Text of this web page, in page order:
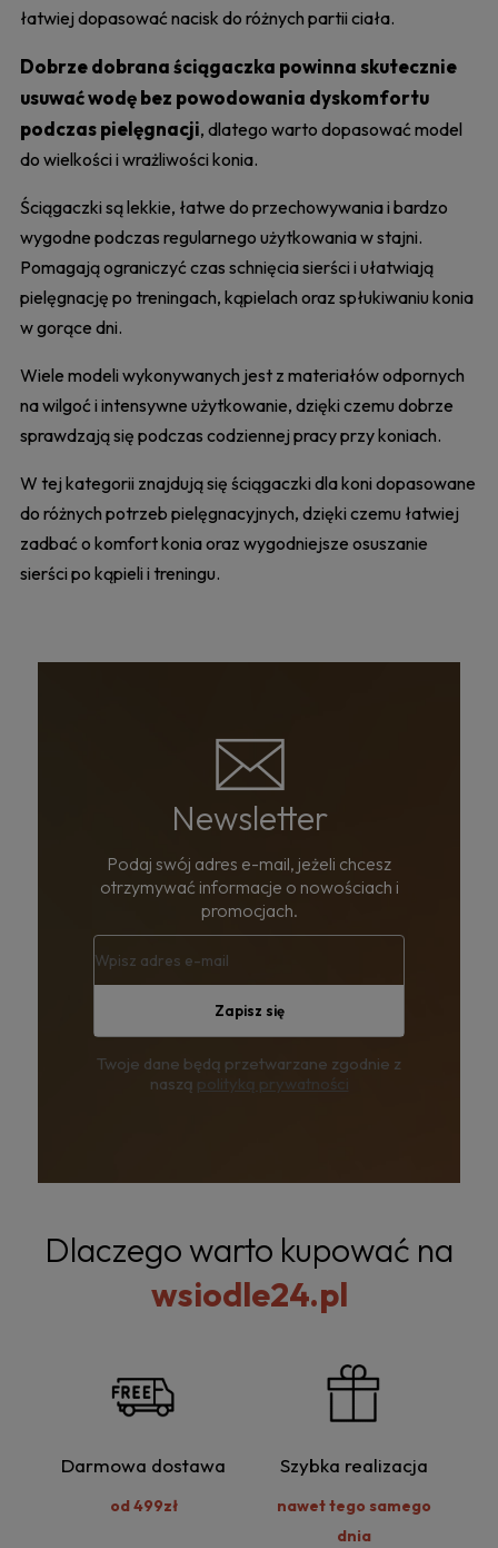
łatwiej dopasować nacisk do różnych partii ciała.
Dobrze dobrana ściągaczka powinna skutecznie
usuwać wodę bez powodowania dyskomfortu
podczas pielęgnacji, dlatego warto dopasować model
do wielkości i wrażliwości konia.
Ściągaczki są lekkie, łatwe do przechowywania i bardzo
wygodne podczas regularnego użytkowania w stajni.
Pomagają ograniczyć czas schnięcia sierści i ułatwiają
pielęgnację po treningach, kąpielach oraz spłukiwaniu konia
w gorące dni.
Wiele modeli wykonywanych jest z materiałów odpornych
na wilgoć i intensywne użytkowanie, dzięki czemu dobrze
sprawdzają się podczas codziennej pracy przy koniach.
W tej kategorii znajdują się ściągaczki dla koni dopasowane
do różnych potrzeb pielęgnacyjnych, dzięki czemu łatwiej
zadbać o komfort konia oraz wygodniejsze osuszanie
sierści po kąpieli i treningu.
Newsletter
Podaj swój adres e-mail, jeżeli chcesz
otrzymywać informacje o nowościach i
promocjach.
Zapisz się
Twoje dane będą przetwarzane zgodnie z
naszą polityką prywatności
Dlaczego warto kupować na
wsiodle24.pl
Darmowa dostawa
od 499zł
Szybka realizacja
nawet tego samego
dnia